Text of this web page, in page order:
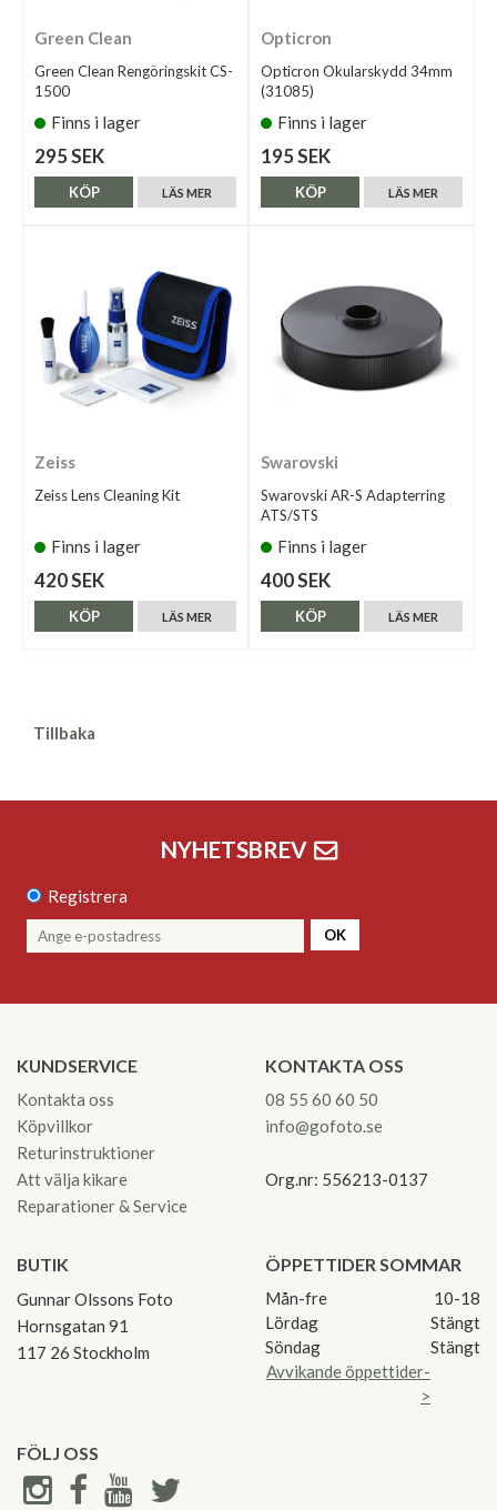
Green Clean
Green Clean Rengöringskit CS-
1500
Finns i lager
295 SEK
LÄS MER
KÖP
Opticron
Opticron Okularskydd 34mm
(31085)
Finns i lager
195 SEK
LÄS MER
KÖP
Zeiss
Zeiss Lens Cleaning Kit
Finns i lager
420 SEK
LÄS MER
KÖP
Swarovski
Swarovski AR-S Adapterring
ATS/STS
Finns i lager
400 SEK
LÄS MER
KÖP
Tillbaka
NYHETSBREV
Registrera
OK
KUNDSERVICE
Kontakta oss
Köpvillkor
Returinstruktioner
Att välja kikare
Reparationer & Service
KONTAKTA OSS
08 55 60 60 50
info@gofoto.se
Org.nr: 556213-0137
BUTIK
Gunnar Olssons Foto
Hornsgatan 91
117 26 Stockholm
ÖPPETTIDER SOMMAR
Mån-fre
10-18
Lördag
Stängt
Söndag
Stängt
Avvikande öppettider-
>
FÖLJ OSS